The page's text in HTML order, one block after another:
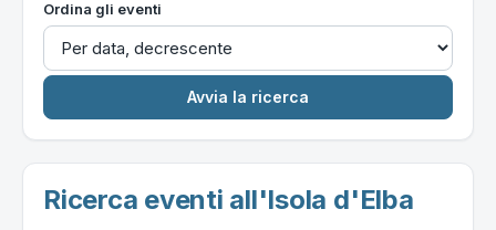
Ordina gli eventi
Ricerca eventi all'Isola d'Elba